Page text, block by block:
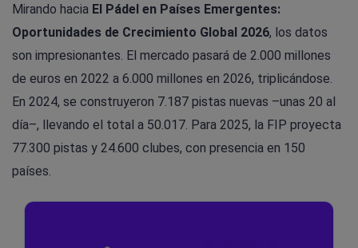
Mirando hacia El Pádel en Países Emergentes:
Oportunidades de Crecimiento Global 2026, los datos
son impresionantes. El mercado pasará de 2.000 millones
de euros en 2022 a 6.000 millones en 2026, triplicándose.
En 2024, se construyeron 7.187 pistas nuevas –unas 20 al
día–, llevando el total a 50.017. Para 2025, la FIP proyecta
77.300 pistas y 24.600 clubes, con presencia en 150
países.